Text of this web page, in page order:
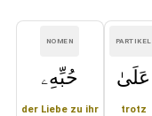
PARTIKEL
عَلَىٰ
trotz
NOMEN
حُبِّهِۦ
der Liebe zu ihr